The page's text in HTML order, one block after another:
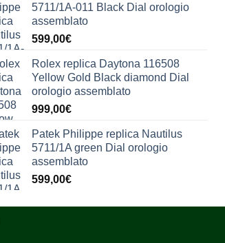
5711/1A-011 Black Dial orologio
assemblato
599,00€
Rolex replica Daytona 116508
Yellow Gold Black diamond Dial
orologio assemblato
999,00€
Patek Philippe replica Nautilus
5711/1A green Dial orologio
assemblato
599,00€